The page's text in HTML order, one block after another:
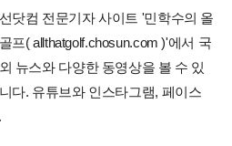
닷컴 전문기자 사이트 '민학수의 올
프( allthatgolf.chosun.com )'에서 국
뉴스와 다양한 동영상을 볼 수 있
다. 유튜브와 인스타그램, 페이스